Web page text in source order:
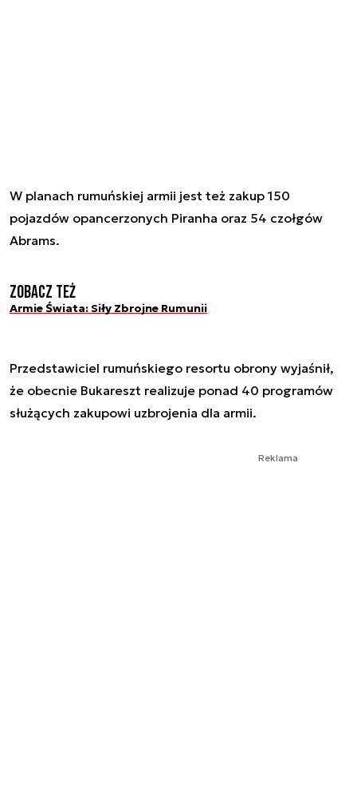
W planach rumuńskiej armii jest też zakup 150
pojazdów opancerzonych Piranha oraz 54 czołgów
Abrams.
Zobacz też
Armie Świata: Siły Zbrojne Rumunii
Przedstawiciel rumuńskiego resortu obrony wyjaśnił,
że obecnie Bukareszt realizuje ponad 40 programów
służących zakupowi uzbrojenia dla armii.
Reklama